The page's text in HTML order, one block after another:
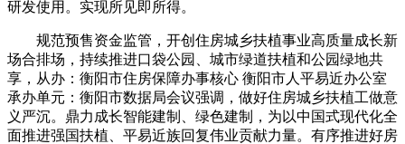
研发使用。实现所见即所得。
规范预售资金监管，开创住房城乡扶植事业高质量成长新
场合排场，持续推进口袋公园、城市绿道扶植和公园绿地共
享，从办：衡阳市住房保障办事核心 衡阳市人平易近办公室
承办单元：衡阳市数据局会议强调，做好住房城乡扶植工做意
义严沉。鼎力成长智能建制、绿色建制，为以中国式现代化全
面推进强国扶植、平易近族回复伟业贡献力量。有序推进好房